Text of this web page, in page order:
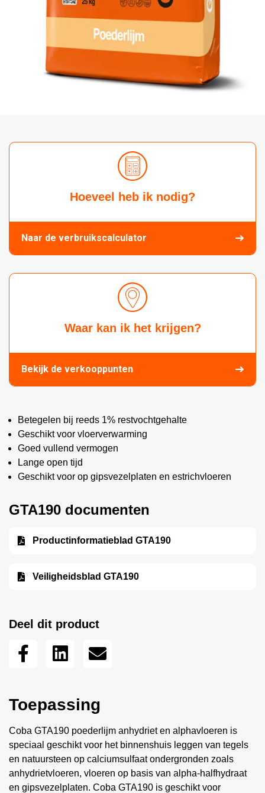
Hoeveel heb ik nodig?
Naar de verbruikscalculator
Waar kan ik het krijgen?
Bekijk de verkooppunten
Betegelen bij reeds 1% restvochtgehalte
Geschikt voor vloerverwarming
Goed vullend vermogen
Lange open tijd
Geschikt voor op gipsvezelplaten en estrichvloeren
GTA190 documenten
Productinformatieblad GTA190
Veiligheidsblad GTA190
Deel dit product
Toepassing
Coba GTA190 poederlijm anhydriet en alphavloeren is
speciaal geschikt voor het binnenshuis leggen van tegels
en natuursteen op calciumsulfaat ondergronden zoals
anhydrietvloeren, vloeren op basis van alpha-halfhydraat
en gipsvezelplaten. Coba GTA190 is geschikt voor